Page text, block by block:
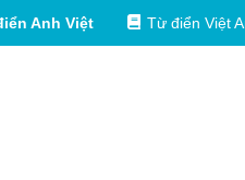
Anh Việt Từ điển Việt